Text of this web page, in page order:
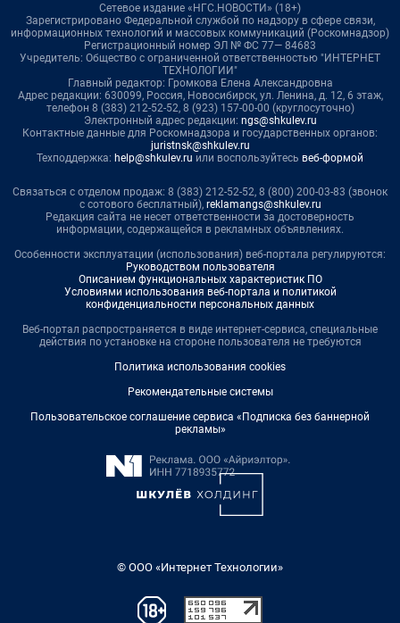
Сетевое издание «НГС.НОВОСТИ» (18+)
Зарегистрировано Федеральной службой по надзору в сфере связи,
информационных технологий и массовых коммуникаций (Роскомнадзор)
Регистрационный номер ЭЛ № ФС 77— 84683
Учредитель: Общество с ограниченной ответственностью "ИНТЕРНЕТ
ТЕХНОЛОГИИ"
Главный редактор: Громкова Елена Александровна
Адрес редакции: 630099, Россия, Новосибирск, ул. Ленина, д. 12, 6 этаж,
телефон 8 (383) 212-52-52, 8 (923) 157-00-00 (круглосуточно)
Электронный адрес редакции: ngs@shkulev.ru
Контактные данные для Роскомнадзора и государственных органов:
juristnsk@shkulev.ru
Техподдержка: help@shkulev.ru или воспользуйтесь веб-формой
Связаться с отделом продаж: 8 (383) 212-52-52, 8 (800) 200-03-83 (звонок
с сотового бесплатный), reklamangs@shkulev.ru
Редакция сайта не несет ответственности за достоверность
информации, содержащейся в рекламных объявлениях.
Особенности эксплуатации (использования) веб-портала регулируются:
Руководством пользователя
Описанием функциональных характеристик ПО
Условиями использования веб-портала и политикой
конфиденциальности персональных данных
Веб-портал распространяется в виде интернет-сервиса, специальные
действия по установке на стороне пользователя не требуются
Политика использования cookies
Рекомендательные системы
Пользовательское соглашение сервиса «Подписка без баннерной
рекламы»
© ООО «Интернет Технологии»